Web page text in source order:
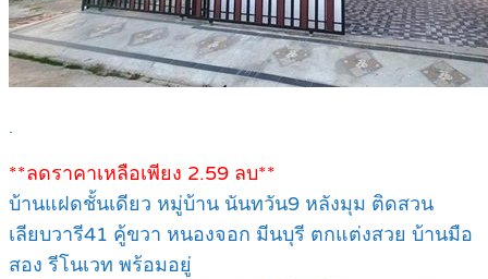
.
**ลดราคาเหลือเพียง 2.59 ลบ**
บ้านแฝดชั้นเดียว หมู่บ้าน นันทวัน9 หลังมุม ติดสวน
เลียบวารี41 คู้ขวา หนองจอก มีนบุรี ตกแต่งสวย บ้านมือ
สอง รีโนเวท พร้อมอยู่